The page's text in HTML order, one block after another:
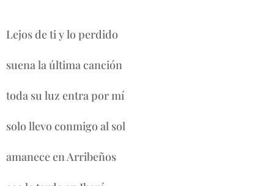
Lejos de ti y lo perdido
suena la última canción
toda su luz entra por mí
solo llevo conmigo al sol
amanece en Arribeños